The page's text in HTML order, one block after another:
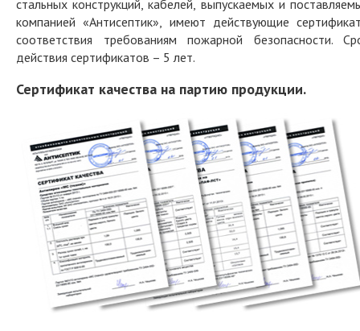
стальных конструкций, кабелей, выпускаемых и
компанией «Антисептик», имеют действующие
соответствия требованиям пожарной безопасности.
действия сертификатов – 5 лет.
Сертификат качества на партию продукции.